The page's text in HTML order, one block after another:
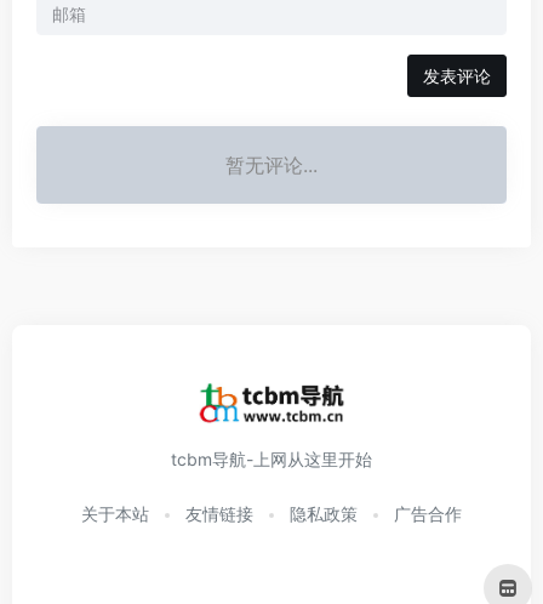
发表评论
暂无评论...
tcbm导航-上网从这里开始
关于本站 友情链接 隐私政策 广告合作